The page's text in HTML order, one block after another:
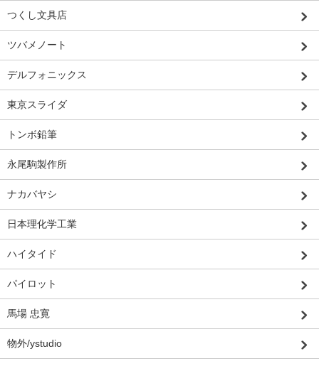
つくし文具店
ツバメノート
デルフォニックス
東京スライダ
トンボ鉛筆
永尾駒製作所
ナカバヤシ
日本理化学工業
ハイタイド
パイロット
馬場 忠寛
物外/ystudio